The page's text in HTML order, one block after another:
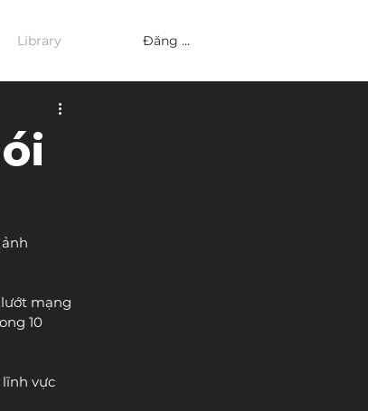
Library Đăng nhập
mạng
10
vực